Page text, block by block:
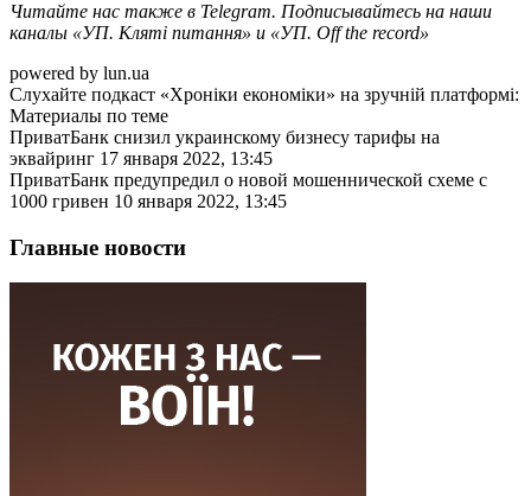
Читайте нас также в Telegram. Подписывайтесь на наши
каналы «УП. Кляті питання» и «УП. Off the record»
powered by lun.ua
Слухайте подкаст «Хроніки економіки» на зручній платформі:
Материалы по теме
ПриватБанк снизил украинскому бизнесу тарифы на
эквайринг 17 января 2022, 13:45
ПриватБанк предупредил о новой мошеннической схеме с
1000 гривен 10 января 2022, 13:45
Главные новости